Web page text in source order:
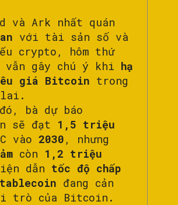
và Ark nhất quán
với tài sản số và
crypto, hôm thứ
vẫn gây chú ý khi hạ
giá Bitcoin trong
lai.
bà dự báo
sẽ đạt 1,5 triệu
vào 2030 , nhưng
còn 1,2 triệu
dẫn tốc độ chấp
đang cản
trò của Bitcoin.